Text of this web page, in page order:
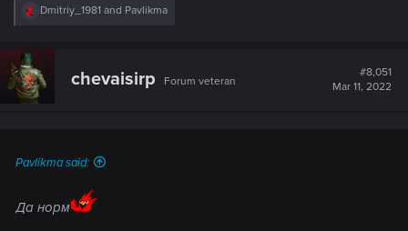
R
t
i
o
Dmitriy_1981 and Pavlikma
chevaisirp Forum veteran
#8,051
Mar 11, 2022
Pavlikma said:
Да норм